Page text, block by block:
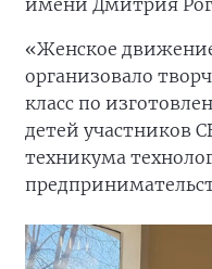
имени Дмитрия
«Женское
организовало
класс по
детей участников
техникума